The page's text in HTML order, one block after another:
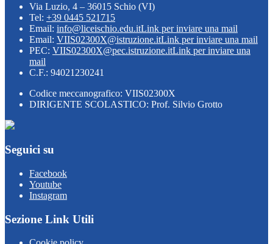
Via Luzio, 4 – 36015 Schio (VI)
Tel: +39 0445 521715
Email: info@liceischio.edu.itLink per inviare una mail
Email: VIIS02300X@istruzione.itLink per inviare una mail
PEC: VIIS02300X@pec.istruzione.itLink per inviare una
mail
C.F.: 94021230241
Codice meccanografico: VIIS02300X
DIRIGENTE SCOLASTICO: Prof. Silvio Grotto
Seguici su
Facebook
Youtube
Instagram
Sezione Link Utili